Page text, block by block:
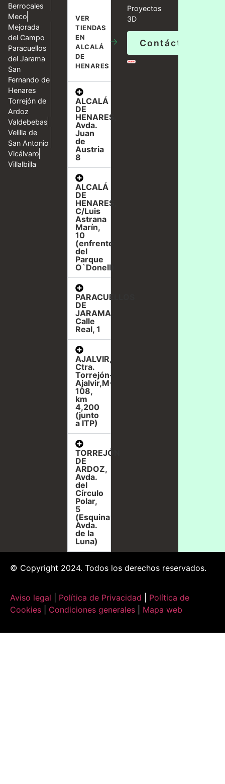
Berrocales
Meco
Mejorada
del Campo
Paracuellos
del Jarama
San
Fernando de
Henares
Torrejón de
Ardoz
Valdebebas
Velilla de
San Antonio
Vicálvaro
Villalbilla
VER
TIENDAS
EN
ALCALÁ
DE
HENARES
→
ALCALÁ
DE
HENARES,
Avda.
Juan
de
Austria
8
ALCALÁ
DE
HENARES,
C/Luis
Astrana
Marín,
10
(enfrente
del
Parque
O`Donell)
PARACUELLOS
DE
JARAMA,
Calle
Real, 1
AJALVIR,
Ctra.
Torrejón-
Ajalvir,M-
108,
km
4,200
(junto
a ITP)
TORREJÓN
DE
ARDOZ,
Avda.
del
Círculo
Polar,
5
(Esquina
Avda.
de la
Luna)
Proyectos
3D
Contáctanos
© Copyright 2024. Todos los derechos reservados.
Aviso legal Política de Privacidad
Política de
Cookies
Condiciones generales Mapa web